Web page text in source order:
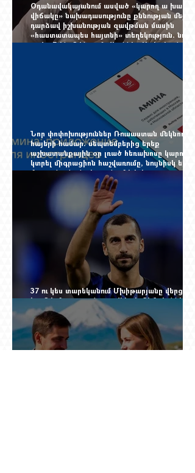
Օդանավակայանում ասված «կարող ա խառնվի
վիճակը» նախադասությունը քննության մեջ
դարձավ իշխանության զավթման մասին
«հաստատապես հայտնի» տեղեկություն. նույն
օրվա 7-ին մեկնող Հովհաննես Սահակյանը դեռ
Նոր փոփոխություններ Ռուսաստան մեկնող
հայերի համար. սեպտեմբերից երեք
աշխատանքային օր լռած հեռախոսը կարող է
կտրել միգրացիոն հաշվառումը, նույնիսկ երբ
մարդը նույն բնակարանում է և իր
փաստաթղթերը կարգին են
37 ու կես տարեկանում Մխիթարյանը վերցրեց
ևս մեկ մրցաշրջան, որովհետև Չեմպիոնների
լիգայի պատմությունը դեռ փակված չէ